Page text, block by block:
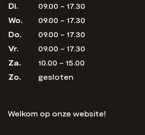
Di.
09.00 - 17.30
Wo.
09.00 - 17.30
Do.
09.00 - 17.30
Vr.
09.00 - 17.30
Za.
10.00 - 15.00
Zo.
gesloten
Welkom op onze website!